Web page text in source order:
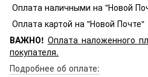
Оплата наличными на "Новой
Оплата картой на "Новой Почте"
ВАЖНО! Оплата наложенного
покупателя.
Подробнее об оплате: